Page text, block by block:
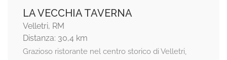
LA VECCHIA TAVERNA
Velletri, RM
Distanza: 30,4 km
Grazioso ristorante nel centro storico di Velletri,